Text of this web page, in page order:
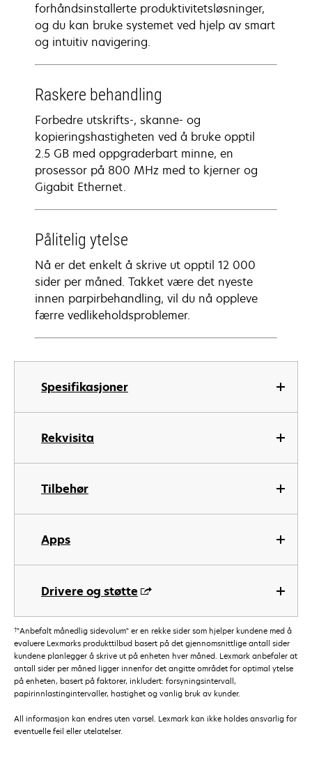
Spesifikasjoner
Rekvisita
Tilbehør
Apps
Drivere og støtte
forhåndsinstallerte produktivitetsløsninger,
og du kan bruke systemet ved hjelp av smart
og intuitiv navigering.
Raskere behandling
Forbedre utskrifts-, skanne- og
kopieringshastigheten ved å bruke opptil
2.5 GB med oppgraderbart minne, en
prosessor på 800 MHz med to kjerner og
Gigabit Ethernet.
Pålitelig ytelse
Nå er det enkelt å skrive ut opptil 12 000
sider per måned. Takket være det nyeste
innen parpirbehandling, vil du nå oppleve
færre vedlikeholdsproblemer.
†"Anbefalt månedlig sidevolum" er en rekke sider som hjelper kundene med å
evaluere Lexmarks produkttilbud basert på det gjennomsnittlige antall sider
kundene planlegger å skrive ut på enheten hver måned. Lexmark anbefaler at
antall sider per måned ligger innenfor det angitte området for optimal ytelse
på enheten, basert på faktorer, inkludert: forsyningsintervall,
papirinnlastingintervaller, hastighet og vanlig bruk av kunder.
All informasjon kan endres uten varsel. Lexmark kan ikke holdes ansvarlig for
eventuelle feil eller utelatelser.